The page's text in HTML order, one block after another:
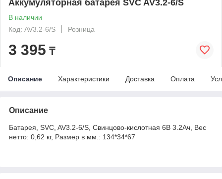
Аккумуляторная батарея SVC AV3.2-6/S
В наличии
Код: AV3.2-6/S
Розница
3 395 ₸
Описание Характеристики Доставка Оплата
Описание
Батарея, SVC, AV3.2-6/S, Свинцово-кислотная 6В 3.2Ач, Вес
нетто: 0,62 кг, Размер в мм.: 134*34*67